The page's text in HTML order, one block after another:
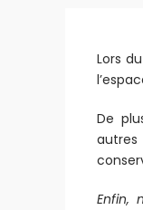
Lors
De
autres
Enfin,